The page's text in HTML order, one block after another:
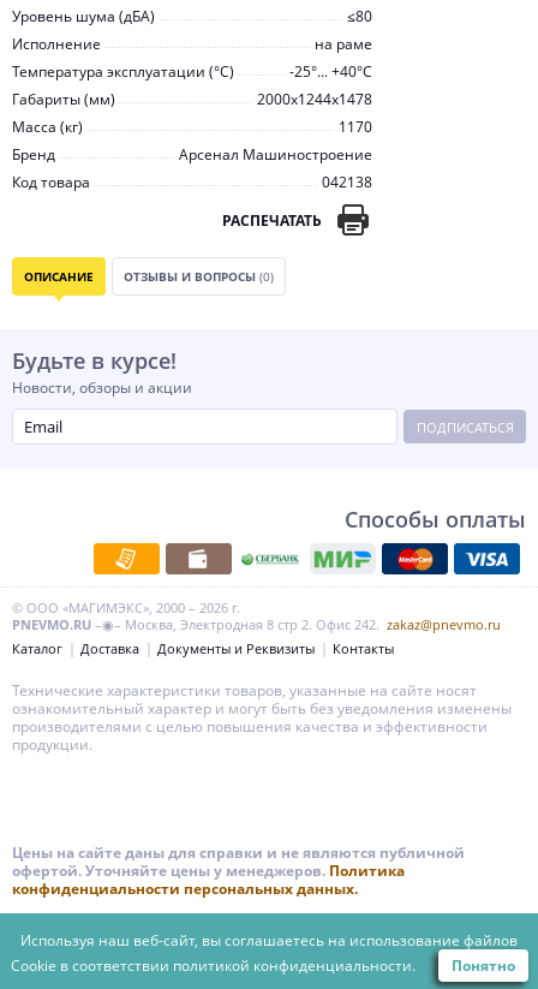
Уровень шума (дБА)
≤80
Исполнение
на раме
Температура эксплуатации (°С)
-25°... +40°С
Габариты (мм)
2000x1244x1478
Масса (кг)
1170
Бренд
Арсенал Машиностроение
Код товара
042138
РАСПЕЧАТАТЬ
ОПИСАНИЕ ОТЗЫВЫ И ВОПРОСЫ (0)
Будьте в курсе!
Новости, обзоры и акции
ПОДПИСАТЬСЯ
Способы оплаты
© ООО «МАГИМЭКС», 2000 – 2026 г.
PNEVMO.RU –◉– Москва, Электродная 8 стр 2. Офис 242. zakaz@pnevmo.ru
Каталог
Доставка Документы и Реквизиты Контакты
Технические характеристики товаров, указанные на сайте носят
ознакомительный характер и могут быть без уведомления изменены
производителями с целью повышения качества и эффективности
продукции.
Цены на сайте даны для справки и не являются публичной
офертой. Уточняйте цены у менеджеров. Политика
конфиденциальности персональных данных.
Используя наш веб-сайт, вы соглашаетесь на использование файлов
Cookie в соответствии политикой конфиденциальности. Понятно